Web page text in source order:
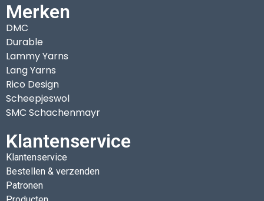
Merken
DMC
Durable
Lammy Yarns
Lang Yarns
Rico Design
Scheepjeswol
SMC Schachenmayr
Klantenservice
Klantenservice
Bestellen & verzenden
Patronen